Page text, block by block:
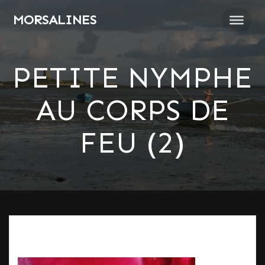
MORSALINES
PETITE NYMPHE
AU CORPS DE
FEU (2)